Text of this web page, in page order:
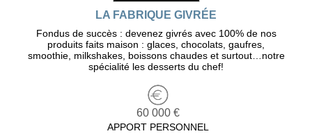
LA FABRIQUE GIVRÉE
Fondus de succès : devenez givrés avec 100% de nos
produits faits maison : glaces, chocolats, gaufres,
smoothie, milkshakes, boissons chaudes et surtout…notre
spécialité les desserts du chef!
60 000 €
APPORT PERSONNEL